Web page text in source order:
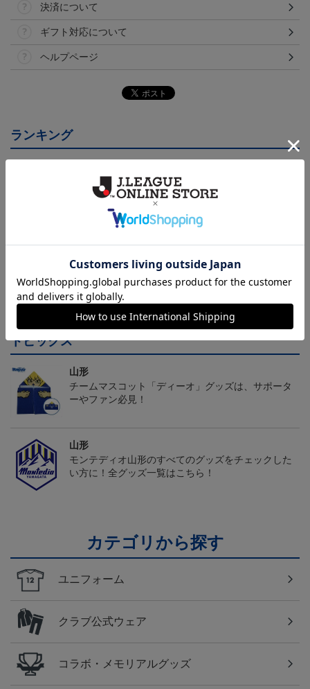
決済について
ギフト対応について
ヘルプページ
ランキング
26/27オーセンティックユ
ニフォーム半袖（FP1st）
18,700円～23,760円
26/27オーセンティックユ
ニフォーム半袖（FP2n
18,700円～23,760円
26/27オーセンティックユ
19,800円～24,860円
トピックス
山形
チームマスコット「ディーオ」グッズは、サポータ
ーやファン必見！
山形
モンテディオ山形のすべてのグッズをチェックした
い方に！全グッズ一覧はこちら！
カテゴリから探す
ユニフォーム
クラブ公式ウェア
コラボ・メモリアルグッズ